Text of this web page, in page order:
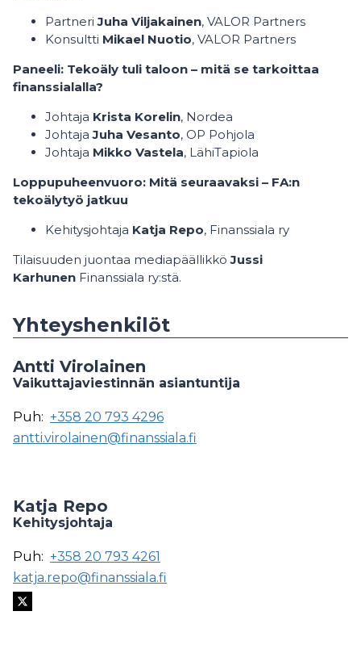
PartneriJuha Viljakainen, VALOR Partners
Konsultti Mikael Nuotio, VALOR Partners
Paneeli: Tekoäly tuli taloon – mitä se tarkoittaa
finanssialalla?
Johtaja Krista Korelin, Nordea
JohtajaJuha Vesanto, OP Pohjola
Johtaja Mikko Vastela, LähiTapiola
Loppupuheenvuoro: Mitä seuraavaksi – FA:n
tekoälytyö jatkuu
Kehitysjohtaja Katja Repo, Finanssiala ry
Tilaisuuden juontaa mediapäällikköJussi
Karhunen Finanssiala ry:stä.
Yhteyshenkilöt
Antti Virolainen
Vaikuttajaviestinnän asiantuntija
Puh: +358 20 793 4296
antti.virolainen@finanssiala.fi
Katja Repo
Kehitysjohtaja
Puh: +358 20 793 4261
katja.repo@finanssiala.fi